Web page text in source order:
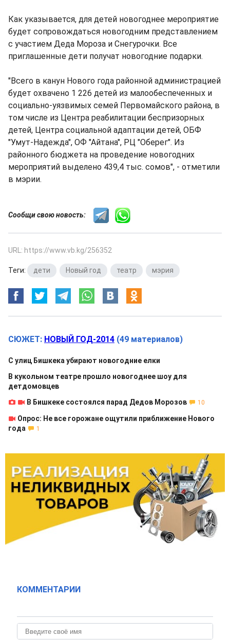
Как указывается, для детей новогоднее мероприятие
будет сопровождаться новогодним представлением
с участием Деда Мороза и Снегурочки. Все
приглашенные дети получат новогодние подарки.
"Всего в канун Нового года районной администрацией
будет охвачено 1 226 детей из малообеспеченных и
социально-уязвимых семей Первомайского района, в
том числе из Центра реабилитации беспризорных
детей, Центра социальной адаптации детей, ОБФ
"Умут-Надежда", ОФ "Айтана", РЦ "Оберег". Из
районного бюджета на проведение новогодних
мероприятий выделено 439,4 тыс. сомов", - отметили
в мэрии.
Сообщи свою новость:
URL: https://www.vb.kg/256352
Теги: дети Новый год театр мэрия
СЮЖЕТ: НОВЫЙ ГОД-2014 (49 материалов)
С улиц Бишкека убирают новогодние елки
В кукольном театре прошло новогоднее шоу для
детдомовцев
В Бишкеке состоялся парад Дедов Морозов
10
Опрос: Не все горожане ощутили приближение Нового
года
1
КОММЕНТАРИИ